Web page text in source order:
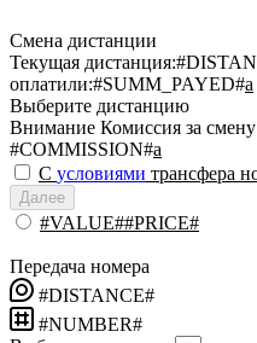
Смена дистанции
Текущая дистанция:
оплатили:#SUMM_PAYED#a
Выберите дистанцию
Внимание Комиссия за
#COMMISSION#a
С условиями трансфера
Далее
#VALUE##PRICE#
Передача номера
#DISTANCE#
#NUMBER#